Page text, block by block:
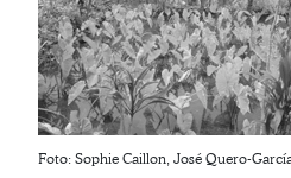
Foto: Sophie Caillon, José Quero-